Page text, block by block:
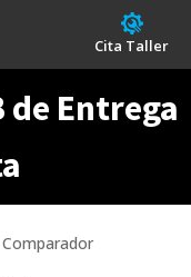
Cita Taller
de Entrega
Comparador